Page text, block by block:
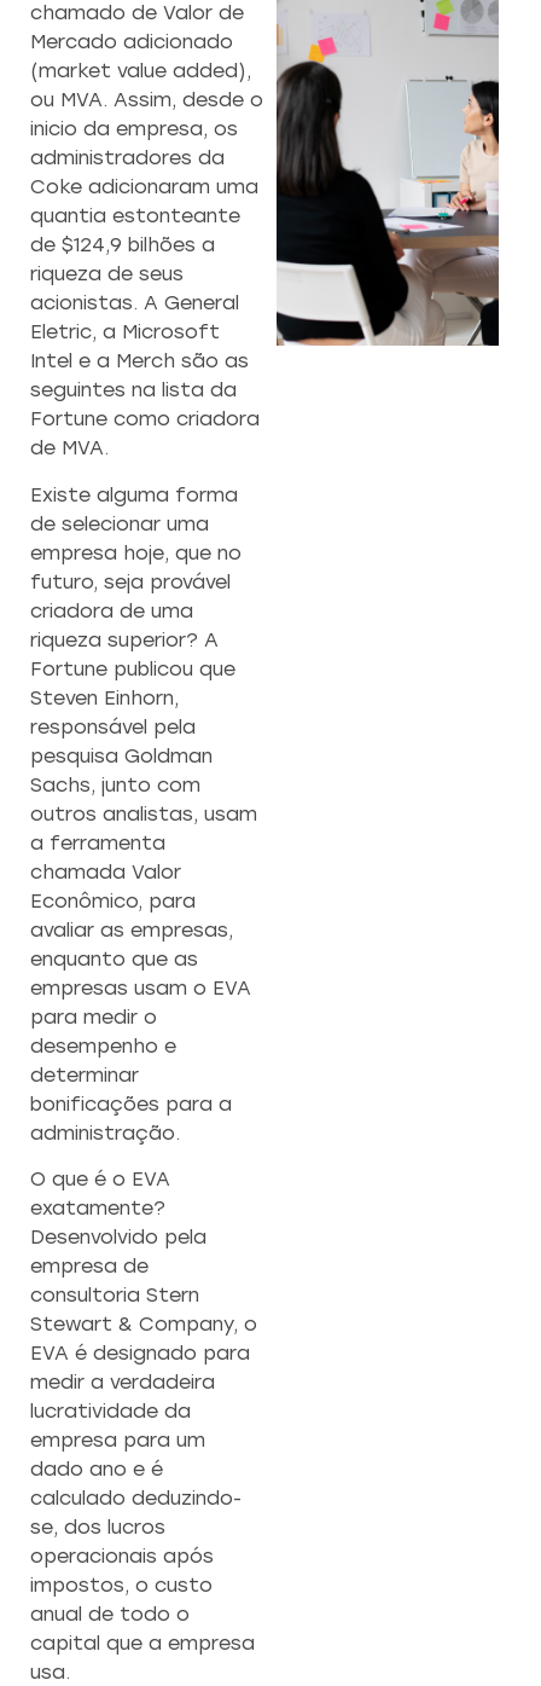
chamado de Valor de
Mercado adicionado
(market value added),
ou MVA. Assim, desde o
inicio da empresa, os
administradores da
Coke adicionaram uma
quantia estonteante
de $124,9 bilhões a
riqueza de seus
acionistas. A General
Eletric, a Microsoft
Intel e a Merch são as
seguintes na lista da
Fortune como criadora
de MVA.
Existe alguma forma
de selecionar uma
empresa hoje, que no
futuro, seja provável
criadora de uma
riqueza superior? A
Fortune publicou que
Steven Einhorn,
responsável pela
pesquisa Goldman
Sachs, junto com
outros analistas, usam
a ferramenta
chamada Valor
Econômico, para
avaliar as empresas,
enquanto que as
empresas usam o EVA
para medir o
desempenho e
determinar
bonificações para a
administração.
O que é o EVA
exatamente?
Desenvolvido pela
empresa de
consultoria Stern
Stewart & Company, o
EVA é designado para
medir a verdadeira
lucratividade da
empresa para um
dado ano e é
calculado deduzindo-
se, dos lucros
operacionais após
impostos, o custo
anual de todo o
capital que a empresa
usa.